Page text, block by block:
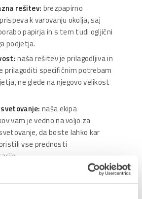
rešitev: brezpapirno
k varovanju okolja, saj
papirja in s tem tudi ogljični
podjetja.
naša rešitev je prilagodljiva in
prilagoditi specifičnim potrebam
ne glede na njegovo velikost
naša ekipa
vam je vedno na voljo za
da boste lahko kar
vse prednosti